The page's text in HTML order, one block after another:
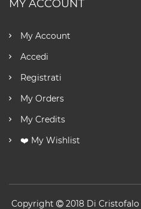
MY ACCOUNT
My Account
Accedi
Registrati
My Orders
My Credits
❤️ My Wishlist
Copyright 2018 Di Cristofalo